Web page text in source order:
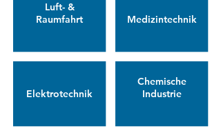
Luft- &
Raumfahrt
Elektrotechnik
Medizintechnik
Chemische
Industrie